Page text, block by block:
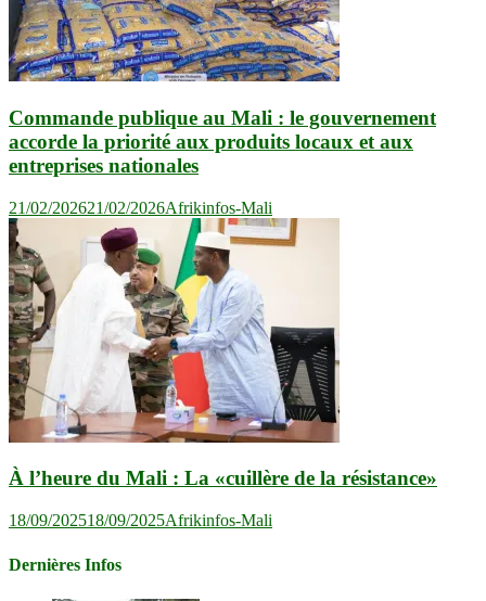
Commande publique au Mali : le gouvernement
accorde la priorité aux produits locaux et aux
entreprises nationales
21/02/202621/02/2026Afrikinfos-Mali
À l’heure du Mali : La «cuillère de la résistance»
18/09/202518/09/2025Afrikinfos-Mali
Dernières Infos